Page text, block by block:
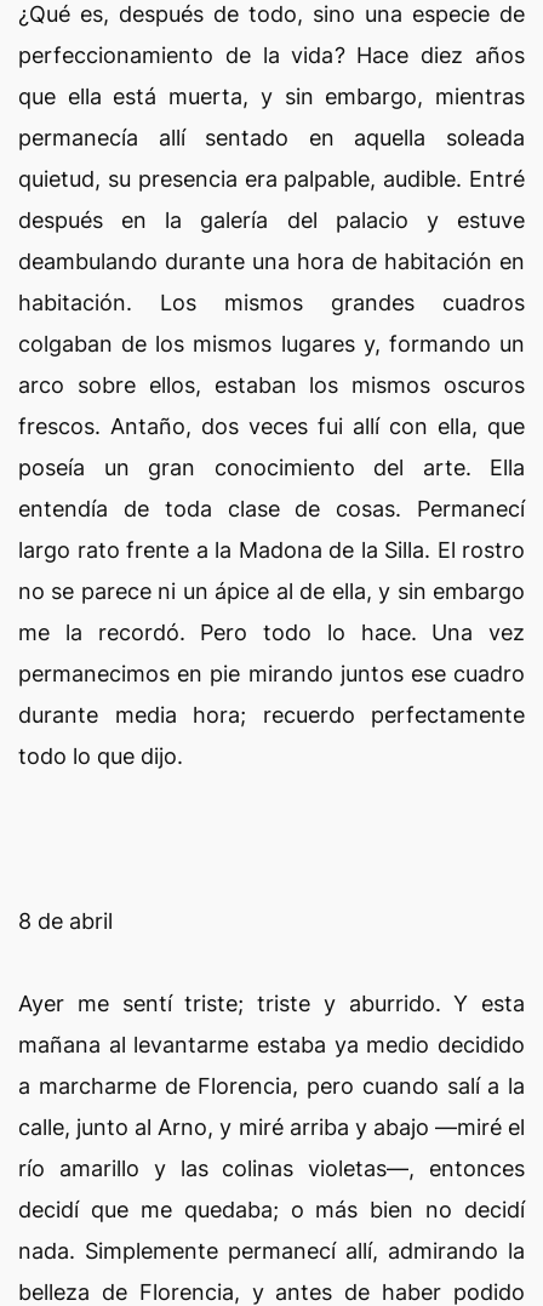
¿Qué es, después de todo, sino una especie de
perfeccionamiento de la vida? Hace diez años
que ella está muerta, y sin embargo, mientras
permanecía allí sentado en aquella soleada
quietud, su presencia era palpable, audible. Entré
después en la galería del palacio y estuve
deambulando durante una hora de habitación en
habitación. Los mismos grandes cuadros
colgaban de los mismos lugares y, formando un
arco sobre ellos, estaban los mismos oscuros
frescos. Antaño, dos veces fui allí con ella, que
poseía un gran conocimiento del arte. Ella
entendía de toda clase de cosas. Permanecí
largo rato frente a la Madona de la Silla. El rostro
no se parece ni un ápice al de ella, y sin embargo
me la recordó. Pero todo lo hace. Una vez
permanecimos en pie mirando juntos ese cuadro
durante media hora; recuerdo perfectamente
todo lo que dijo.
8 de abril
Ayer me sentí triste; triste y aburrido. Y esta
mañana al levantarme estaba ya medio decidido
a marcharme de Florencia, pero cuando salí a la
calle, junto al Arno, y miré arriba y abajo —miré el
río amarillo y las colinas violetas—, entonces
decidí que me quedaba; o más bien no decidí
nada. Simplemente permanecí allí, admirando la
belleza de Florencia, y antes de haber podido